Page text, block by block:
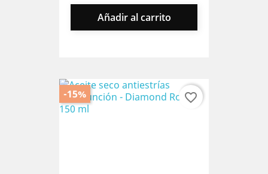
Añadir al carrito
-15% favorite_border